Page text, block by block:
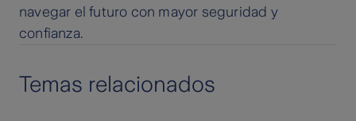
navegar el futuro con mayor seguridad y
confianza.
Temas relacionados